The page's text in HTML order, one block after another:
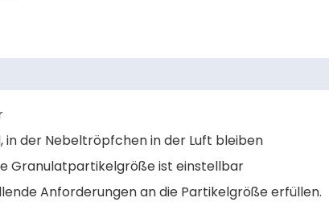
in der Nebeltröpfchen in der Luft bleiben
Granulatpartikelgröße ist einstellbar
Anforderungen an die Partikelgröße erfüllen.